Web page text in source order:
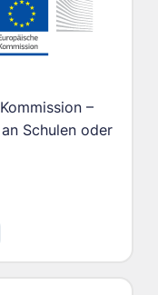
–
Schulen oder